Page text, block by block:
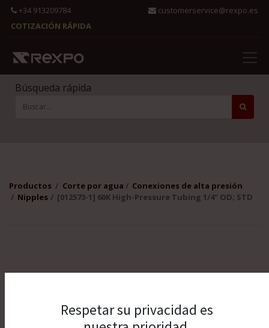
+34 913209784
customerservice@rexpo.es
COTIZACIÓN RÁPIDA
Búsqueda rápida
Productos Corte por agua
Conexiones de alta presión
Nipples
[012573-1] 60K High-Pressure Tubing 1/4" OD; STD
Respetar su privacidad es